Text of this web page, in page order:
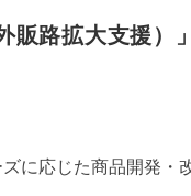
販路拡大支援